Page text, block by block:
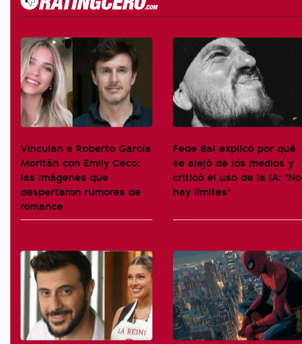
Vinculan a Roberto García
Moritán con Emily Ceco:
las imágenes que
despertaron rumores de
romance
Fede Bal explicó por qué
se alejó de los medios y
criticó el uso de la IA: "No
hay límites"